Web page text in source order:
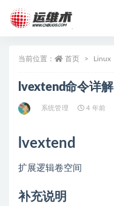
当前位置： 首页 Linux
lvextend命令详解
系统管理 4 年前
lvextend
扩展逻辑卷空间
补充说明